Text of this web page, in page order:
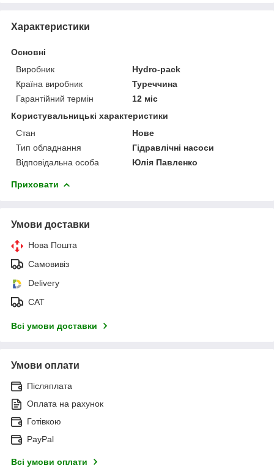
Характеристики
Основні
Виробник
Hydro-pack
Країна виробник
Туреччина
Гарантійний термін
12 міс
Користувальницькі характеристики
Стан
Нове
Тип обладнання
Гідравлічні насоси
Відповідальна особа
Юлія Павленко
Приховати
Умови доставки
Нова Пошта
Самовивіз
Delivery
САТ
Всі умови доставки
Умови оплати
Післяплата
Оплата на рахунок
Готівкою
PayPal
Всі умови оплати